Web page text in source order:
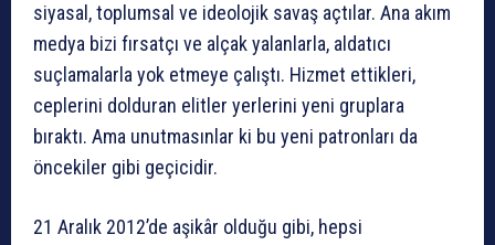
siyasal, toplumsal ve ideolojik savaş açtılar. Ana akım
medya bizi fırsatçı ve alçak yalanlarla, aldatıcı
suçlamalarla yok etmeye çalıştı. Hizmet ettikleri,
ceplerini dolduran elitler yerlerini yeni gruplara
bıraktı. Ama unutmasınlar ki bu yeni patronları da
öncekiler gibi geçicidir.
21 Aralık 2012’de aşikâr olduğu gibi, hepsi